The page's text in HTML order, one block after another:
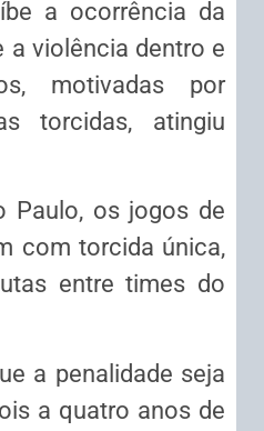
a ocorrência da
a violência dentro e
motivadas por
torcidas, atingiu
Paulo, os jogos de
com torcida única,
entre times do
a penalidade seja
a quatro anos de